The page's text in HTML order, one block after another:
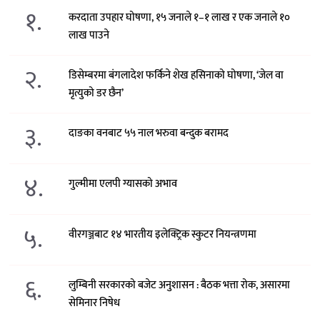
१.
करदाता उपहार घोषणा, १५ जनाले १–१ लाख र एक जनाले १०
लाख पाउने
२.
डिसेम्बरमा बंगलादेश फर्किने शेख हसिनाको घोषणा, ‘जेल वा
मृत्युको डर छैन’
३. दाङका वनबाट ५५ नाल भरुवा बन्दुक बरामद
४. गुल्मीमा एलपी ग्यासको अभाव
५. वीरगञ्जबाट १४ भारतीय इलेक्ट्रिक स्कुटर नियन्त्रणमा
६.
लुम्बिनी सरकारको बजेट अनुशासन : बैठक भत्ता रोक, असारमा
सेमिनार निषेध